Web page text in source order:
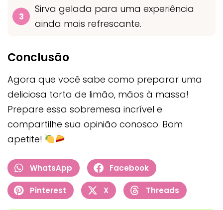
Sirva gelada para uma experiência
ainda mais refrescante.
Conclusão
Agora que você sabe como preparar uma
deliciosa torta de limão, mãos à massa!
Prepare essa sobremesa incrível e
compartilhe sua opinião conosco. Bom
apetite!
WhatsApp Facebook
Pinterest X Threads